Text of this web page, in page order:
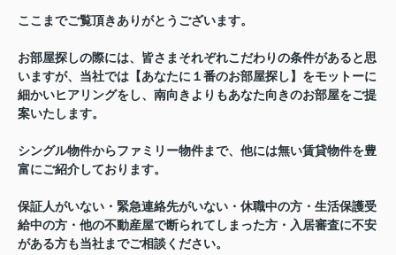
ここまでご覧頂きありがとうございます。
お部屋探しの際には、皆さまそれぞれこだわりの条件があると思
いますが、当社では【あなたに１番のお部屋探し】をモットーに
細かいヒアリングをし、南向きよりもあなた向きのお部屋をご提
案いたします。
シングル物件からファミリー物件まで、他には無い賃貸物件を豊
富にご紹介しております。
保証人がいない・緊急連絡先がいない・休職中の方・生活保護受
給中の方・他の不動産屋で断られてしまった方・入居審査に不安
がある方も当社までご相談ください。